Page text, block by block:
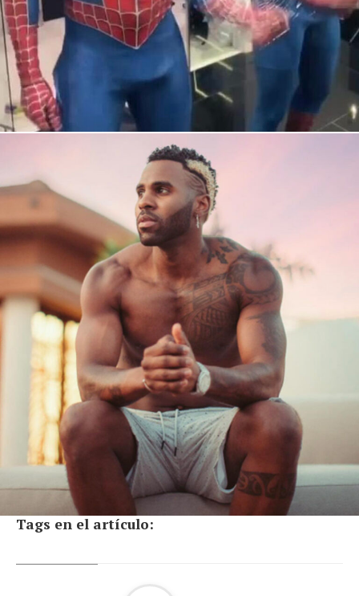
Tags en el artículo: